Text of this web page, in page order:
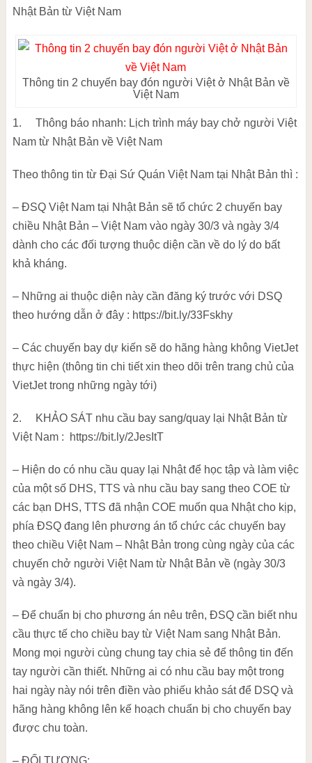
Nhật Bản từ Việt Nam
Thông tin 2 chuyến bay đón người Việt ở Nhật Bản về
Việt Nam
1.
Thông báo nhanh: Lịch trình máy bay chở người Việt
Nam từ Nhật Bản về Việt Nam
Theo thông tin từ Đại Sứ Quán Việt Nam tại Nhật Bản thì :
– ĐSQ Việt Nam tại Nhật Bản sẽ tổ chức 2 chuyến bay
chiều Nhật Bản – Việt Nam vào ngày 30/3 và ngày 3/4
dành cho các đối tượng thuộc diện cần về do lý do bất
khả kháng.
– Những ai thuộc diện này cần đăng ký trước với DSQ
theo hướng dẫn ở đây : https://bit.ly/33Fskhy
– Các chuyến bay dự kiến sẽ do hãng hàng không VietJet
thực hiện (thông tin chi tiết xin theo dõi trên trang chủ của
VietJet trong những ngày tới)
2.
KHẢO SÁT nhu cầu bay sang/quay lại Nhật Bản từ
Việt Nam :
https://bit.ly/2JesItT
– Hiện do có nhu cầu quay lại Nhật để học tập và làm việc
của một số DHS, TTS và nhu cầu bay sang theo COE từ
các bạn DHS, TTS đã nhận COE muốn qua Nhật cho kịp,
phía ĐSQ đang lên phương án tổ chức các chuyến bay
theo chiều Việt Nam – Nhật Bản trong cùng ngày của các
chuyến chở người Việt Nam từ Nhật Bản về (ngày 30/3
và ngày 3/4).
– Để chuẩn bị cho phương án nêu trên, ĐSQ cần biết nhu
cầu thực tế cho chiều bay từ Việt Nam sang Nhật Bản.
Mong mọi người cùng chung tay chia sẻ để thông tin đến
tay người cần thiết. Những ai có nhu cầu bay một trong
hai ngày này nói trên điền vào phiếu khảo sát để DSQ và
hãng hàng không lên kế hoạch chuẩn bị cho chuyến bay
được chu toàn.